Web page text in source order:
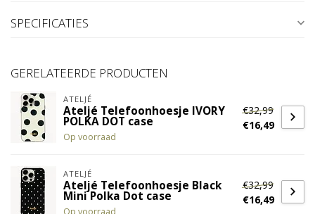
SPECIFICATIES
GERELATEERDE PRODUCTEN
ATELJÉ
Ateljé Telefoonhoesje IVORY
POLKA DOT case
Op voorraad
€32,99
€16,49
ATELJÉ
Ateljé Telefoonhoesje Black
Mini Polka Dot case
€32,99
€16,49